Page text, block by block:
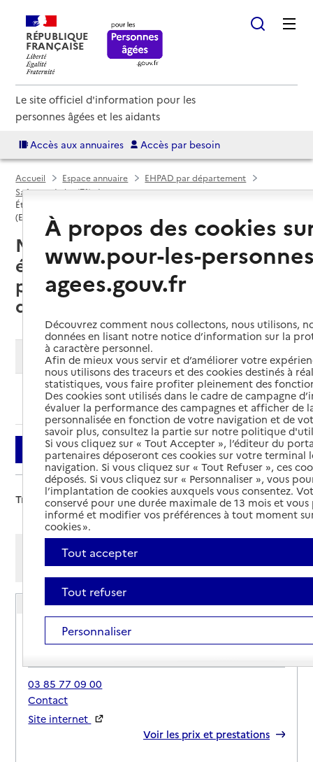
RÉPUBLIQUE
FRANÇAISE
Le site officiel d'information pour les
personnes âgées et les aidants
Accès aux annuaires Accès par besoin
Accueil Espace annuaire
EHPAD par département
Saône-et-Loire (71)
Établissement d'hébergement pour personnes âgées dépendantes
(EHPAD)
Montchanin (71210) : liste des
établissements d'hébergement
pour personnes âgées
dépendantes (EHPAD)
Modifier ma recherche
Ajouter cette recherche aux favoris
Filtrer
Trier par :
Afficher les résultats par:
Mode liste
Mode carte
EHPAD La Roseraie
Adresse
67 rue Jean Jaurès
71210-Montchanin
03 85 77 09 00
Contact
Site internet
Voir les prix et prestations
À propos des cookies
www.pour-les-
agees.gouv.fr
Découvrez comment nous collectons, nous utilisons,
données en lisant notre notice d’information sur la
à caractère personnel.
Afin de mieux vous servir et d’améliorer votre
nous utilisons des traceurs et des cookies destinés à
statistiques, vous faire profiter pleinement des
Des cookies sont utilisés dans le cadre de campagne
évaluer la performance des campagnes et afficher de
personnalisée en fonction de votre navigation et de
savoir plus, consultez la partie sur notre politique
Si vous cliquez sur « Tout Accepter », l’éditeur du
partenaires déposeront ces cookies sur votre terminal
navigation. Si vous cliquez sur « Tout Refuser », ces
déposés. Si vous cliquez sur « Personnaliser », vous
l’implantation de cookies auxquels vous consentez.
conservé pour une durée maximale de 13 mois et
informé et modifier vos préférences à tout moment
cookies ».
Tout accepter
Tout refuser
Personnaliser